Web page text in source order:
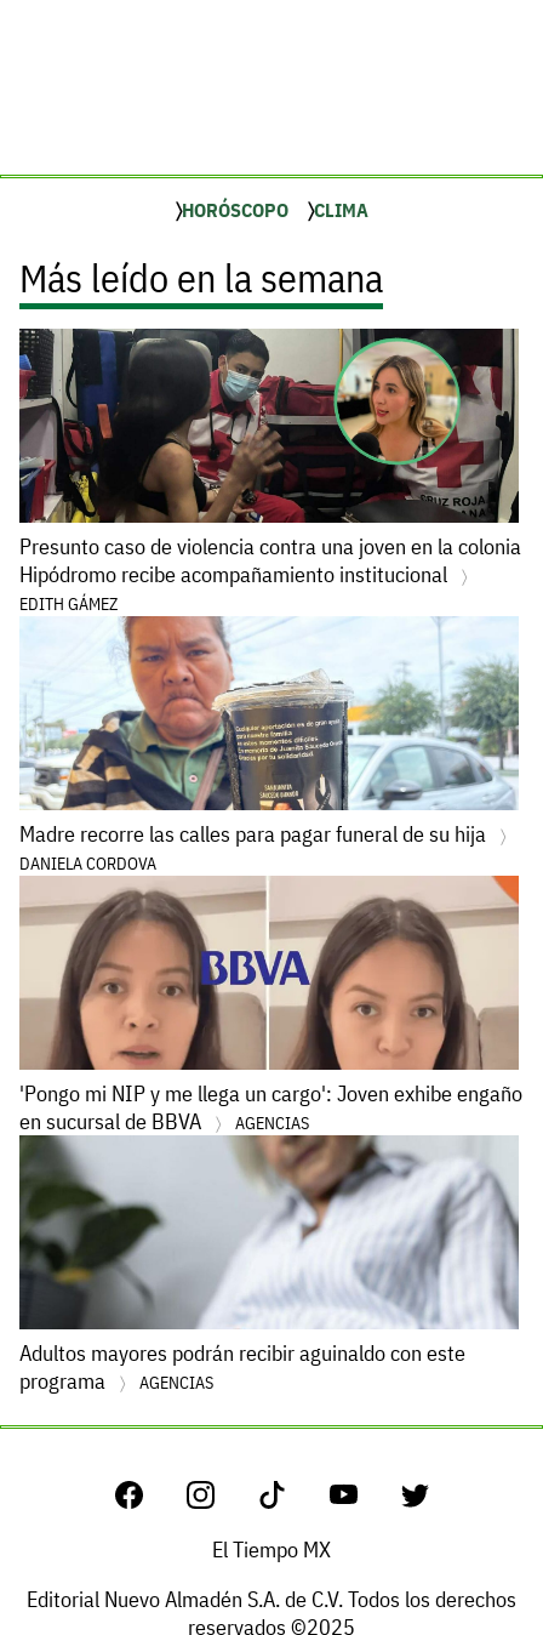
HORÓSCOPO CLIMA
Más leído en la semana
Presunto caso de violencia contra una joven en la colonia
Hipódromo recibe acompañamiento institucional
EDITH GÁMEZ
Madre recorre las calles para pagar funeral de su hija
DANIELA CORDOVA
'Pongo mi NIP y me llega un cargo': Joven exhibe engaño
en sucursal de BBVA
AGENCIAS
Adultos mayores podrán recibir aguinaldo con este
programa
AGENCIAS
El Tiempo MX
Editorial Nuevo Almadén S.A. de C.V. Todos los derechos
reservados ©2025